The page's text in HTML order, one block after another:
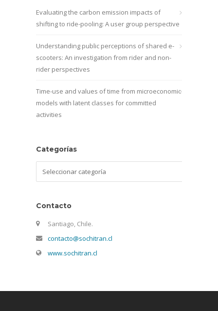
Evaluating the carbon emission impacts of
shifting to ride-pooling: A user group perspective
Understanding public perceptions of shared e-
scooters: An investigation from rider and non-
rider perspectives
Time-use and values of time from microeconomic
models with latent classes for committed
activities
Categorías
Contacto
Santiago, Chile.
contacto@sochitran.cl
www.sochitran.cl